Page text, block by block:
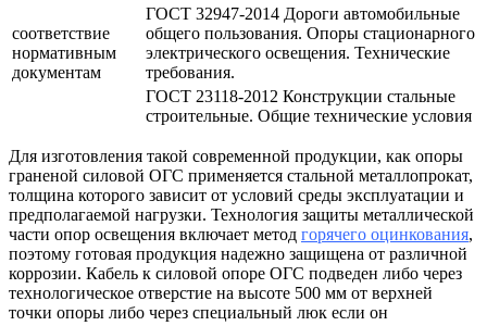
соответствие
нормативным
документам
ГОСТ 32947-2014 Дороги автомобильные
общего пользования. Опоры стационарного
электрического освещения. Технические
требования.
ГОСТ 23118-2012 Конструкции стальные
строительные. Общие технические условия
Для изготовления такой современной продукции, как опоры
граненой силовой ОГС применяется стальной металлопрокат,
толщина которого зависит от условий среды эксплуатации и
предполагаемой нагрузки. Технология защиты металлической
части опор освещения включает метод горячего оцинкования,
поэтому готовая продукция надежно защищена от различной
коррозии. Кабель к силовой опоре ОГС подведен либо через
технологическое отверстие на высоте 500 мм от верхней
точки опоры либо через специальный люк если он